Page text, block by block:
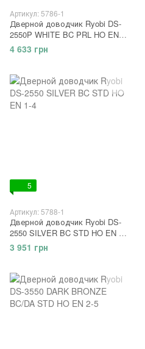
Артикул: 5786-1
Дверной доводчик Ryobi DS-
2550P WHITE BC PRL HO EN
1-3
4 633 грн
5
Артикул: 5788-1
Дверной доводчик Ryobi DS-
2550 SILVER BC STD HO EN 1-
4
3 951 грн